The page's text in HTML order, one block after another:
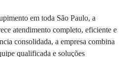
em toda São Paulo, a
atendimento completo, eficiente e
consolidada, a empresa combina
qualificada e soluções